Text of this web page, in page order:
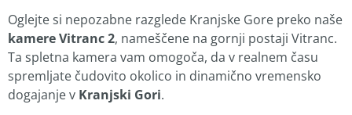
Oglejte si nepozabne razglede Kranjske Gore preko naše
kamere Vitranc 2, nameščene na gornji postaji Vitranc.
Ta spletna kamera vam omogoča, da v realnem času
spremljate čudovito okolico in dinamično vremensko
dogajanje v Kranjski Gori.